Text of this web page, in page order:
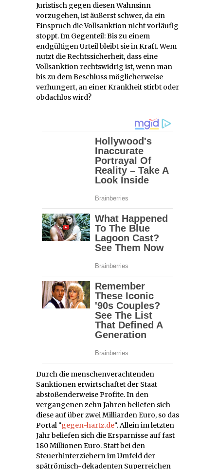
Juristisch gegen diesen Wahnsinn
vorzugehen, ist äußerst schwer, da ein
Einspruch die Vollsanktion nicht vorläufig
stoppt. Im Gegenteil: Bis zu einem
endgültigen Urteil bleibt sie in Kraft. Wem
nutzt die Rechtssicherheit, dass eine
Vollsanktion rechtswidrig ist, wenn man
bis zu dem Beschluss möglicherweise
verhungert, an einer Krankheit stirbt oder
obdachlos wird?
Durch die menschenverachtenden
Sanktionen erwirtschaftet der Staat
abstoßenderweise Profite. In den
vergangenen zehn Jahren beliefen sich
diese auf über zwei Milliarden Euro, so das
Portal “gegen-hartz.de“. Allein im letzten
Jahr beliefen sich die Ersparnisse auf fast
180 Millionen Euro. Statt bei den
Steuerhinterziehern im Umfeld der
spätrömisch-dekadenten Superreichen